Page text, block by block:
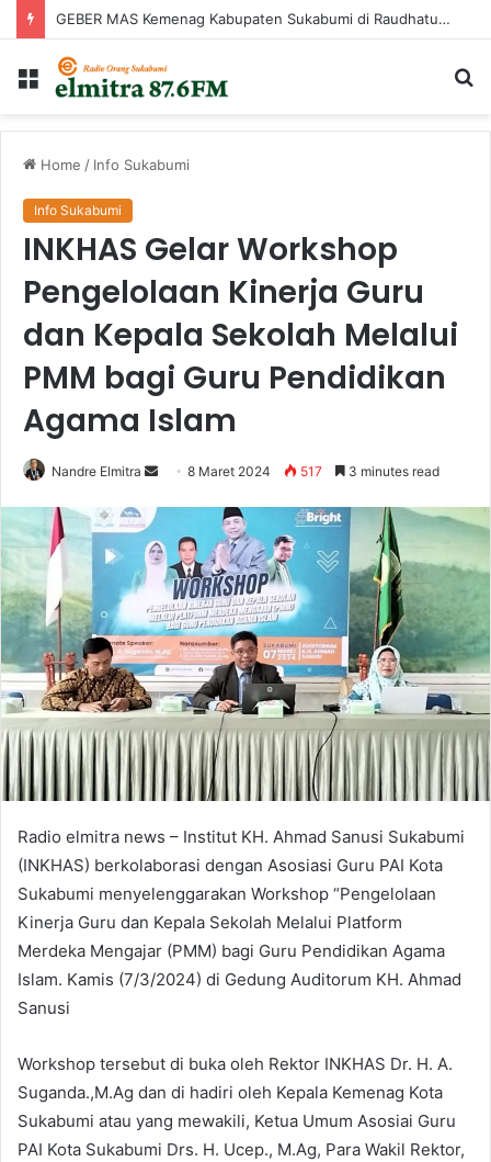
GEBER MAS Kemenag Kabupaten Sukabumi di Raudhatul Irfan
Menu
Home / Info Sukabumi
Info Sukabumi
INKHAS Gelar Workshop
Pengelolaan Kinerja Guru
dan Kepala Sekolah Melalui
PMM bagi Guru Pendidikan
Agama Islam
Nandre Elmitra
Send8 Maret 2024 517 3 minutes read
Radio elmitra news – Institut KH. Ahmad Sanusi Sukabumi
(INKHAS) berkolaborasi dengan Asosiasi Guru PAI Kota
Sukabumi menyelenggarakan Workshop “Pengelolaan
Kinerja Guru dan Kepala Sekolah Melalui Platform
Merdeka Mengajar (PMM) bagi Guru Pendidikan Agama
Islam. Kamis (7/3/2024) di Gedung Auditorum KH. Ahmad
Sanusi
Workshop tersebut di buka oleh Rektor INKHAS Dr. H. A.
Suganda.,M.Ag dan di hadiri oleh Kepala Kemenag Kota
Sukabumi atau yang mewakili, Ketua Umum Asosiai Guru
PAI Kota Sukabumi Drs. H. Ucep., M.Ag, Para Wakil Rektor,